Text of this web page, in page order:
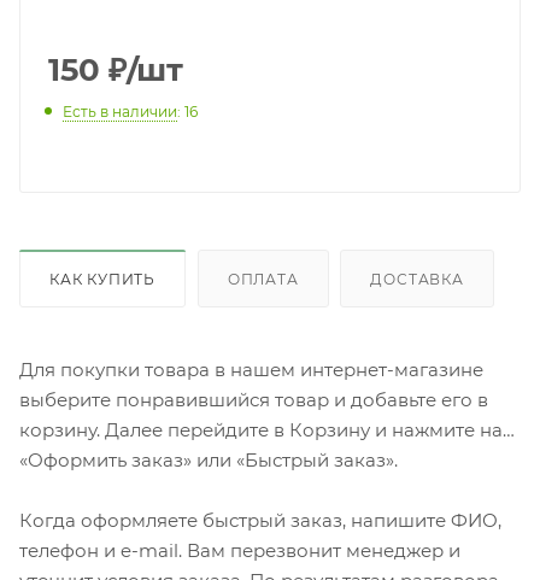
150 ₽/шт
Есть в наличии: 16
КАК КУПИТЬ ОПЛАТА ДОСТАВКА
Для покупки товара в нашем интернет-магазине
выберите понравившийся товар и добавьте его в
корзину. Далее перейдите в Корзину и нажмите на
«Оформить заказ» или «Быстрый заказ».
Когда оформляете быстрый заказ, напишите ФИО,
телефон и e-mail. Вам перезвонит менеджер и